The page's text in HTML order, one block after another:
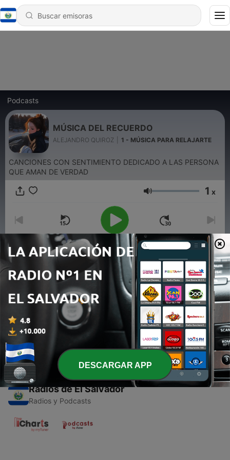
Podcasts
MÚSICA DEL RECUERDO
ALEJANDRO QUIROZ 1 - MÚSICA PARA RELAJARTE
CANCIONES CON SENTIMIENTO DEDICADO A LAS PERSONA
QUE AMAN DE VERDAD
Volumen 1 x
00:00
Episodios
MÚSICA PARA RELAJARTE
06 mar. 2021
Radios de El Salvador
Radios y Podcasts
DESCARGAR APP